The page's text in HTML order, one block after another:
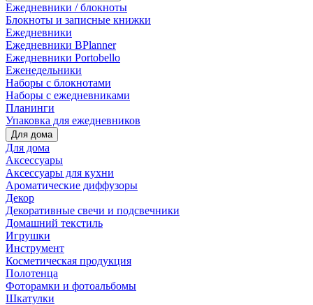
Ежедневники / блокноты
Блокноты и записные книжки
Ежедневники
Ежедневники BPlanner
Ежедневники Portobello
Еженедельники
Наборы с блокнотами
Наборы с ежедневниками
Планинги
Упаковка для ежедневников
Для дома
Для дома
Аксессуары
Аксессуары для кухни
Ароматические диффузоры
Декор
Декоративные свечи и подсвечники
Домашний текстиль
Игрушки
Инструмент
Косметическая продукция
Полотенца
Фоторамки и фотоальбомы
Шкатулки